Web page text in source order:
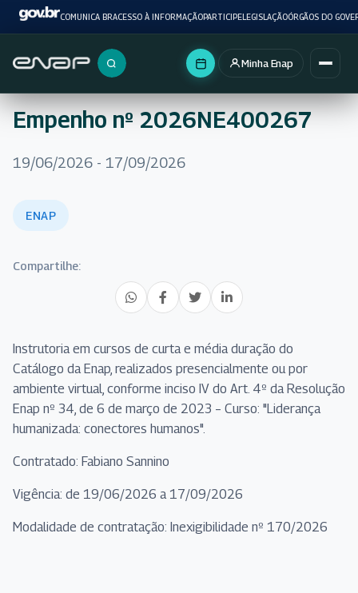
COMUNICA BRACESSO À INFORMAÇÃOPARTICIPELEGISLAÇÃOÓRGÃOS DO
Buscar no portal
Minha Enap
Empenho nº 2026NE400267
19/06/2026 - 17/09/2026
ENAP
Compartilhe:
Instrutoria em cursos de curta e média duração do
Catálogo da Enap, realizados presencialmente ou por
ambiente virtual, conforme inciso IV do Art. 4º da Resolução
Enap nº 34, de 6 de março de 2023 – Curso: "Liderança
humanizada: conectores humanos".
Contratado: Fabiano Sannino
Vigência: de 19/06/2026 a 17/09/2026
Modalidade de contratação: Inexigibilidade nº 170/2026